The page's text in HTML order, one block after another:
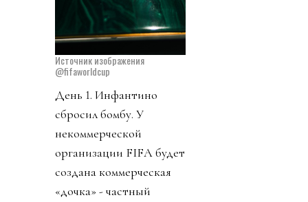
Источник изображения
@fifaworldcup
День 1. Инфантино
сбросил бомбу. У
некоммерческой
организации FIFA будет
создана коммерческая
«дочка» - частный